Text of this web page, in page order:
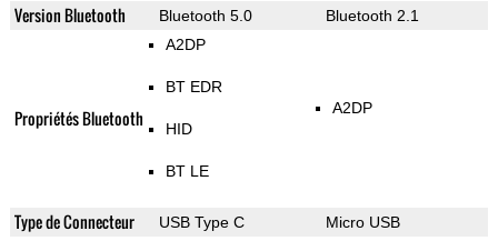
Version Bluetooth Bluetooth 5.0 Bluetooth 2.1
Propriétés Bluetooth
A2DP
BT EDR
HID
BT LE
A2DP
Type de Connecteur USB Type C Micro USB